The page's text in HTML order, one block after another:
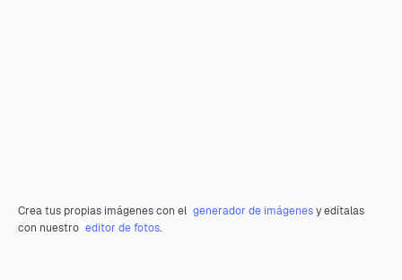
Crea tus propias imágenes con el generador de imágenesy edítalas
con nuestro editor de fotos.